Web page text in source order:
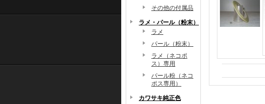
その他の付属品
ラメ・パール（粉末）
ラメ
パール（粉末）
ラメ（ネコポ
ス）専用
パール粉（ネコ
ポス専用）
カワサキ純正色